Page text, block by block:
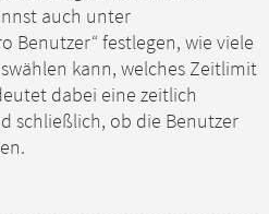
auch unter
Benutzer“ festlegen, wie viele
kann, welches Zeitlimit
dabei eine zeitlich
schließlich, ob die Benutzer